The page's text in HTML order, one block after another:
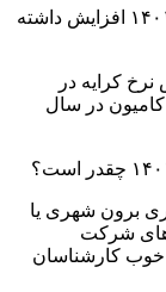
آیا نرخ حمل بار و کرایه وانت و نیسان در سال ۱۴۰۱ افزایش داشته
کرایه در
کامیون در سال
برون شهری یا
های شرکت
های خوب کارشناسان